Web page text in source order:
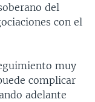
del
con el
muy
complicar
adelante